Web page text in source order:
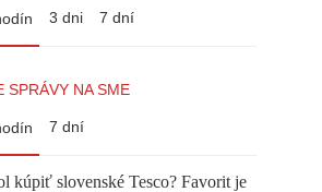
3 dni 7 dní
SPRÁVY NA SME
7 dní
kúpiť slovenské Tesco? Favorit je